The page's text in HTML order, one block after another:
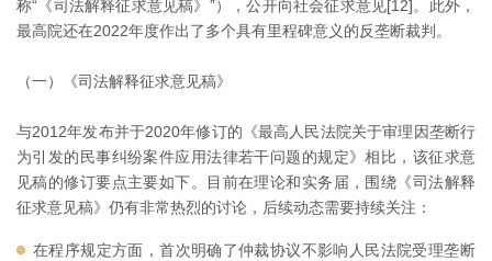
称“《司法解释征求意见稿》”），公开向社会征求意见[12]。此外，
最高院还在2022年度作出了多个具有里程碑意义的反垄断裁判。
（一）《司法解释征求意见稿》
与2012年发布并于2020年修订的《最高人民法院关于审理因垄断行
为引发的民事纠纷案件应用法律若干问题的规定》相比，该征求意
见稿的修订要点主要如下。目前在理论和实务届，围绕《司法解释
征求意见稿》仍有非常热烈的讨论，后续动态需要持续关注：
在程序规定方面，首次明确了仲裁协议不影响人民法院受理垄断